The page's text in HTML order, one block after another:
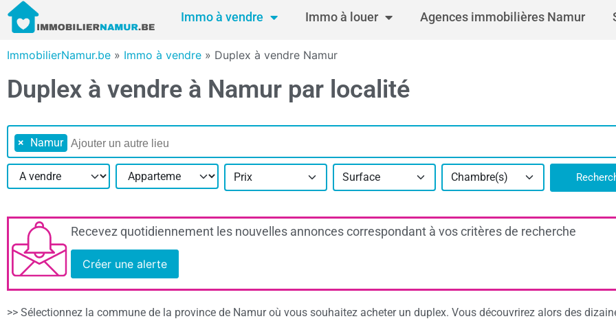
Immo à vendre Immo à louer Agences immobilières Namur
ImmobilierNamur.be » Immo à vendre » Duplex à vendre Namur
Duplex à vendre à Namur par localité
× Namur
Prix Surface Chambre(s)
Recevez quotidiennement les nouvelles annonces correspondant à vos critères de recherche
Créer une alerte
>> Sélectionnez la commune de la province de Namur où vous souhaitez acheter un duplex. Vous découvrirez alors des